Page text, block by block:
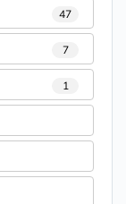
47
7
1